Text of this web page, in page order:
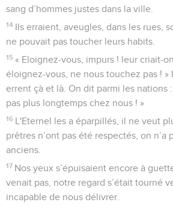
sang d’hommes justes dans la ville.
14 Ils erraient, aveugles, dans les rues,
ne pouvait pas toucher leurs habits.
15 « Eloignez-vous, impurs ! leur criait-
éloignez-vous, ne nous touchez pas ! »
errent çà et là. On dit parmi les nations
pas plus longtemps chez nous ! »
16 L'Eternel les a éparpillés, il ne veut
prêtres n’ont pas été respectés, on n’a
anciens.
17 Nos yeux s’épuisaient encore à
venait pas, notre regard s’était tourné
incapable de nous délivrer.